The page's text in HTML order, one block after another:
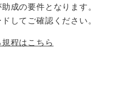
成の要件となります。
してご確認ください。
程はこちら